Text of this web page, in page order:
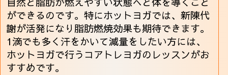
ができるのです。特にホットヨガでは、新陳代
謝が活発になり脂肪燃焼効果も期待できます。
1滴でも多く汗をかいて減量をしたい方には、
ホットヨガで行うコアトレヨガのレッスンがお
すすめです。